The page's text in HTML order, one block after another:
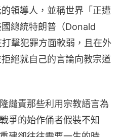
領導人，並稱世界「正遭
總統特朗普（Donald
擊犯罪方面軟弱，且在外
絕就自己的言論向教宗道
譴責那些利用宗教語言為
爭的始作俑者假裝不知